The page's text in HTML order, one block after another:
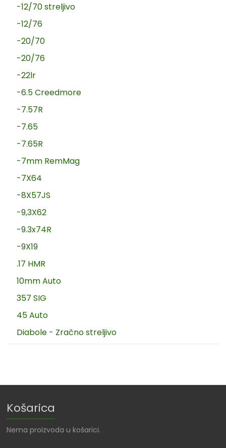
-12/70 streljivo
-12/76
-20/70
-20/76
-22lr
-6.5 Creedmore
-7.57R
-7.65
-7.65R
-7mm RemMag
-7X64
-8X57JS
-9,3X62
-9.3x74R
-9X19
.17 HMR
10mm Auto
357 SIG
45 Auto
Diabole - Zračno streljivo
Košarica
Nema proizvoda u košarici.